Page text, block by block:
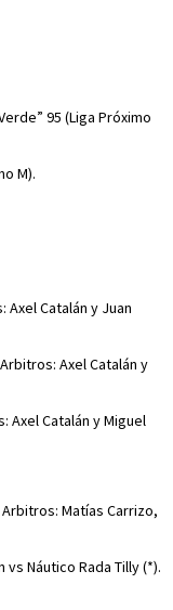
95 (Liga Próximo
M).
Axel Catalán y Juan
Axel Catalán y
Axel Catalán y Miguel
Arbitros: Matías Carrizo,
Náutico Rada Tilly (*).